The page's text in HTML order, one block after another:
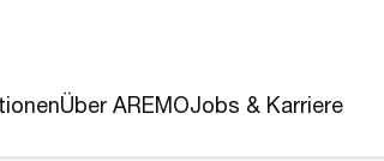
Über AREMOJobs & Karriere